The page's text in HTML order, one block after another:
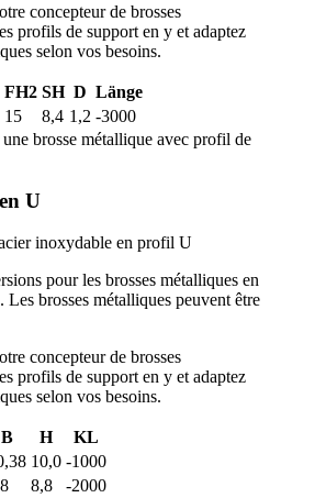
concepteur de brosses
profils de support en y et adaptez
selon vos besoins.
FH2 SH D Länge
15 8,4 1,2 -3000
brosse métallique avec profil de
U
pour les brosses métalliques en
brosses métalliques peuvent être
concepteur de brosses
profils de support en y et adaptez
selon vos besoins.
B H
KL
10,0 -1000
8,8
-2000